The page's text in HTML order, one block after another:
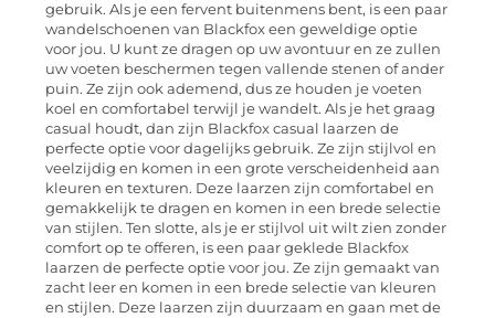
gebruik. Als je een fervent buitenmens bent, is een paar
wandelschoenen van Blackfox een geweldige optie
voor jou. U kunt ze dragen op uw avontuur en ze zullen
uw voeten beschermen tegen vallende stenen of ander
puin. Ze zijn ook ademend, dus ze houden je voeten
koel en comfortabel terwijl je wandelt. Als je het graag
casual houdt, dan zijn Blackfox casual laarzen de
perfecte optie voor dagelijks gebruik. Ze zijn stijlvol en
veelzijdig en komen in een grote verscheidenheid aan
kleuren en texturen. Deze laarzen zijn comfortabel en
gemakkelijk te dragen en komen in een brede selectie
van stijlen. Ten slotte, als je er stijlvol uit wilt zien zonder
comfort op te offeren, is een paar geklede Blackfox
laarzen de perfecte optie voor jou. Ze zijn gemaakt van
zacht leer en komen in een brede selectie van kleuren
en stijlen. Deze laarzen zijn duurzaam en gaan met de